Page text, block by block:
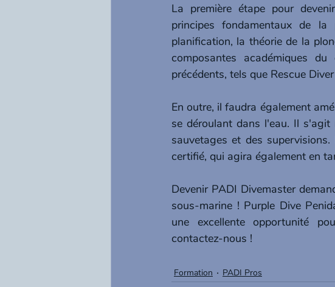
La première étape pour
principes fondamentaux de
planification, la théorie de la
composantes académiques
précédents, tels que Rescue
En outre, il faudra également
se déroulant dans l'eau. Il s'agit
sauvetages et des
certifié, qui agira également en
Devenir PADI Divemaster
sous-marine ! Purple Dive
une excellente opportunité
contactez-nous !
Formation PADI Pros